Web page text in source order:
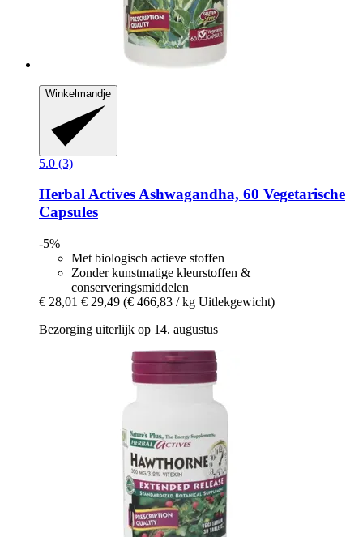
Winkelmandje
5.0 (3)
Herbal ActivesAshwagandha, 60 Vegetarische
Capsules
-5%
Met biologisch actieve stoffen
Zonder kunstmatige kleurstoffen &
conserveringsmiddelen
€ 28,01 € 29,49 (€ 466,83 / kg Uitlekgewicht)
Bezorging uiterlijk op 14. augustus